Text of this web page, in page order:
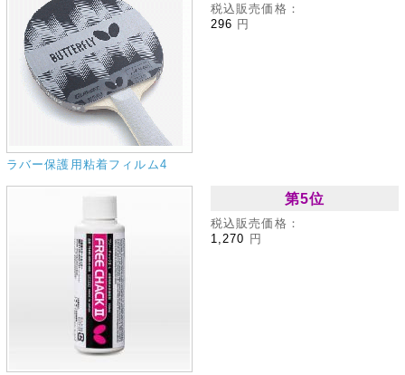
税込販売価格：
296 円
ラバー保護用粘着フィルム4
第5位
税込販売価格：
1,270 円